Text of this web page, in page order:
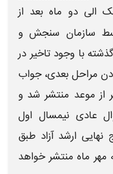
الی دو ماه بعد از
سازمان سنجش و
با وجود تاخیر در
مراحل بعدی، جواب
از موعد منتشر شد و
عادی نیمسال اول
نهایی ارشد آزاد طبق
مهر ماه منتشر خواهد